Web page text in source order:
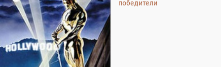
победители